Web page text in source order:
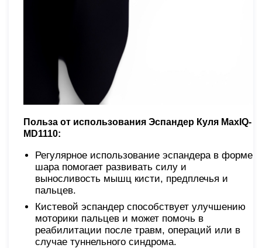
Польза от использования Эспандер Куля MaxIQ-
MD1110:
Регулярное использование эспандера в форме
шара помогает развивать силу и
выносливость мышц кисти, предплечья и
пальцев.
Кистевой эспандер способствует улучшению
моторики пальцев и может помочь в
реабилитации после травм, операций или в
случае туннельного синдрома.